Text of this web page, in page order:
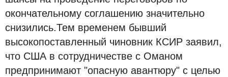
окончательному соглашению значительно
снизились.Тем временем бывший
высокопоставленный чиновник КСИР заявил,
что США в сотрудничестве с Оманом
предпринимают "опасную авантюру" с целью